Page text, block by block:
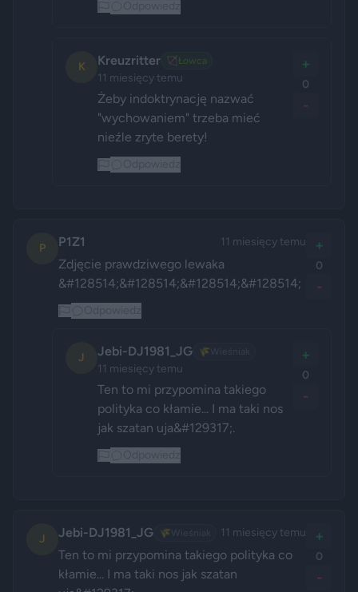
K Kreuzritter 🏹 Łowca
11 miesięcy temu
Żeby indoktrynację nazwać
"wychowaniem" trzeba mieć
nieźle zryte berety!
+
0
-
P P1Z1 11 miesięcy temu
Zdjęcie prawdziwego lewaka
&#128514;&#128514;&#128514;&#128514;
+
0
-
J Jebi-DJ1981_JG 🌾
11 miesięcy temu
Ten to mi przypomina takiego
polityka co kłamie... I ma taki nos
jak szatan uja&#129317;.
+
0
-
J Jebi-DJ1981_JG 🌾 11 miesięcy temu
Ten to mi przypomina takiego polityka co
kłamie... I ma taki nos jak szatan
+
0
-